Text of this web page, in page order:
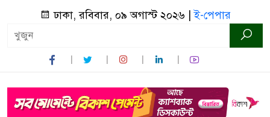
ঢাকা, রবিবার, ০৯ অগাস্ট ২০২৬ |ই-পেপার